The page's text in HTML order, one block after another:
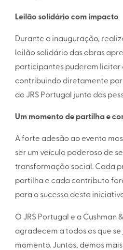
Leilão solidário com impacto
Durante a inauguração,
leilão solidário das obras
participantes puderam licitar
contribuindo diretamente
do JRS Portugal junto das
Um momento de partilha e
A forte adesão ao evento
ser um veículo poderoso de
transformação social. Cada
partilha e cada contributo
para o sucesso desta
O JRS Portugal e a Cushman
agradecem a todos os que
momento. Juntos, demos